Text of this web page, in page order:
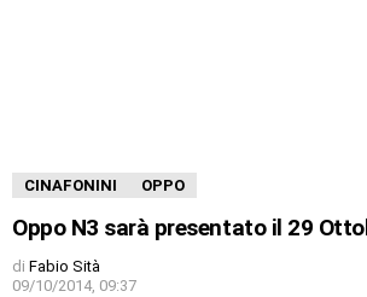
CINAFONINI OPPO
Oppo N3 sarà presentato il 29
di Fabio Sità
09/10/2014, 09:37